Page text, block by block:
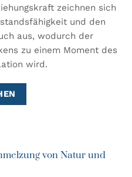
zeichnen sich
und den
aus, wodurch der
zu einem Moment des
wird.
von Natur und